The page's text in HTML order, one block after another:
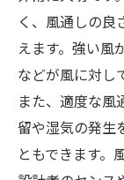
く、風通しの
えます。強い風
などが風に対し
また、適度な風
留や湿気の発生
ともできます。